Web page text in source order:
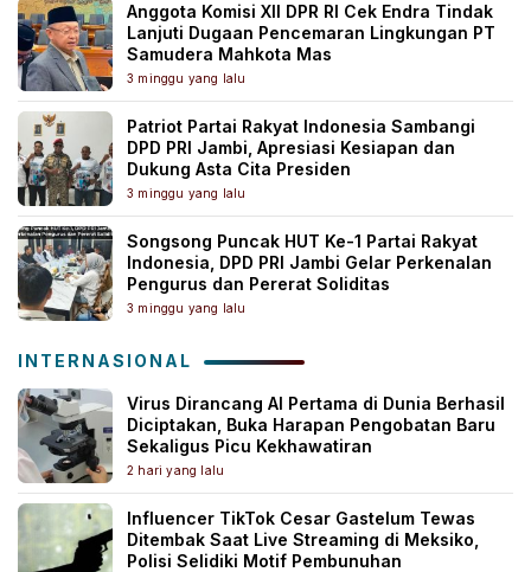
Anggota Komisi XII DPR RI Cek Endra Tindak
Lanjuti Dugaan Pencemaran Lingkungan PT
Samudera Mahkota Mas
3 minggu yang lalu
Patriot Partai Rakyat Indonesia Sambangi
DPD PRI Jambi, Apresiasi Kesiapan dan
Dukung Asta Cita Presiden
3 minggu yang lalu
Songsong Puncak HUT Ke-1 Partai Rakyat
Indonesia, DPD PRI Jambi Gelar Perkenalan
Pengurus dan Pererat Soliditas
3 minggu yang lalu
INTERNASIONAL
Virus Dirancang AI Pertama di Dunia Berhasil
Diciptakan, Buka Harapan Pengobatan Baru
Sekaligus Picu Kekhawatiran
2 hari yang lalu
Influencer TikTok Cesar Gastelum Tewas
Ditembak Saat Live Streaming di Meksiko,
Polisi Selidiki Motif Pembunuhan